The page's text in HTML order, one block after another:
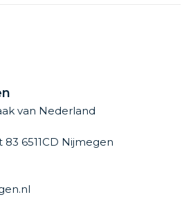
van Nederland
6511CD Nijmegen